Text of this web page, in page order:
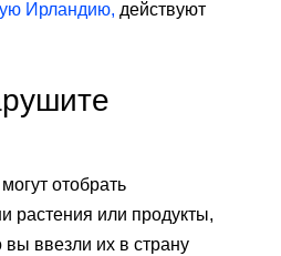
Ирландию, действуют
отобрать
растения или продукты,
вы ввезли их в страну